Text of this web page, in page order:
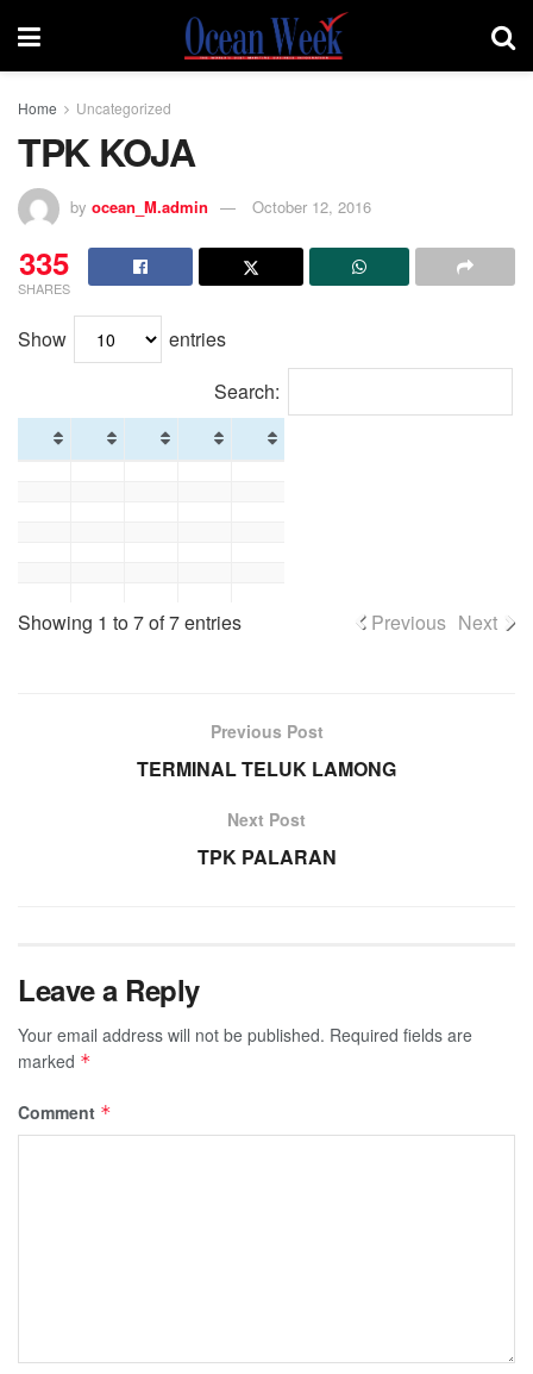
Home Uncategorized
TPK KOJA
by ocean_M.admin October 12, 2016
335
SHARES
Show
entries
Search:
Showing 1 to 7 of 7 entries Previous Next
Previous Post
TERMINAL TELUK LAMONG
Next Post
TPK PALARAN
Leave a Reply
Your email address will not be published. Required fields are
marked *
Comment *